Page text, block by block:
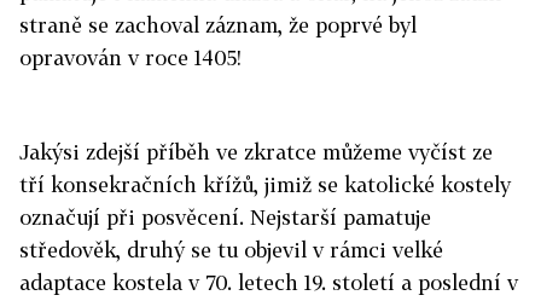
straně se zachoval záznam, že poprvé byl
opravován v roce 1405!
Jakýsi zdejší příběh ve zkratce můžeme vyčíst ze
tří konsekračních křížů, jimiž se katolické kostely
označují při posvěcení. Nejstarší pamatuje
středověk, druhý se tu objevil v rámci velké
adaptace kostela v 70. letech 19. století a poslední v